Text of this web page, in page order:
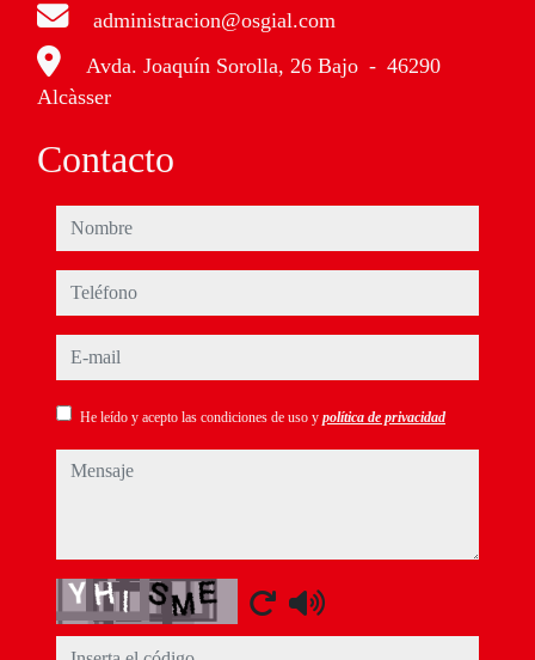
administracion@osgial.com
Avda. Joaquín Sorolla, 26 Bajo - 46290
Alcàsser
Contacto
nombre
teléfono
e-mail
He leído y acepto las condiciones de uso y política de privacidad
mensaje
Captcha